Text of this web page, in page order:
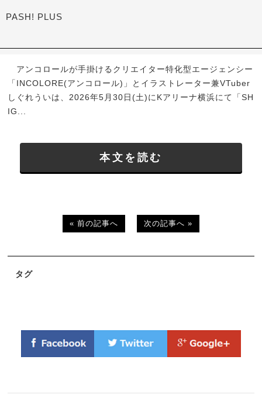
PASH! PLUS
アンコロールが手掛けるクリエイター特化型エージェンシー
「INCOLORE(アンコロール)」とイラストレーター兼VTuber
しぐれういは、2026年5月30日(土)にKアリーナ横浜にて「SH
IG...
本文を読む
« 前の記事へ 次の記事へ »
タグ